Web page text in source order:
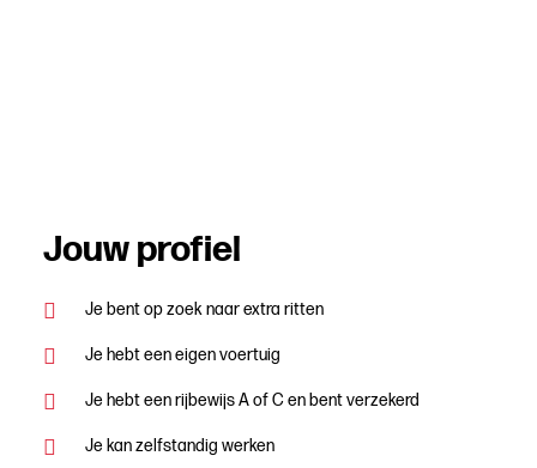
Jouw profiel
Je bent op zoek naar extra ritten
Je hebt een eigen voertuig
Je hebt een rijbewijs A of C en bent verzekerd
Je kan zelfstandig werken